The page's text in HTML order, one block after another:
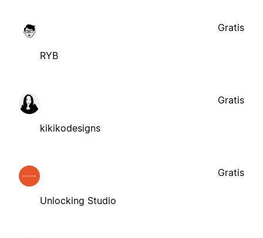
RYB
Gratis
kikikodesigns
Gratis
Unlocking Studio
Gratis